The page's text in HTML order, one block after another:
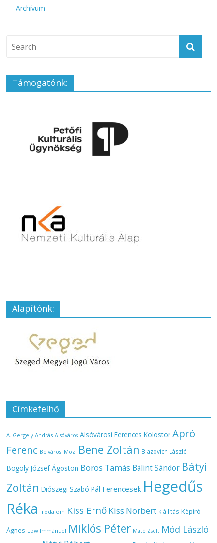
Archívum
Támogatónk:
Alapítónk:
Címkefelhő
A. Gergely András Alsóváros Alsóvárosi Ferences Kolostor Apró
Ferenc Belvárosi Mozi Bene Zoltán Blazovich László
Bogoly József Ágoston Boros Tamás Bálint Sándor Bátyi
Zoltán Diószegi Szabó Pál Ferencesek Hegedűs
Réka irodalom Kiss Ernő Kiss Norbert kiállítás Képiró
Ágnes Löw Immánuel Miklós Péter Máté Zsolt Mód László